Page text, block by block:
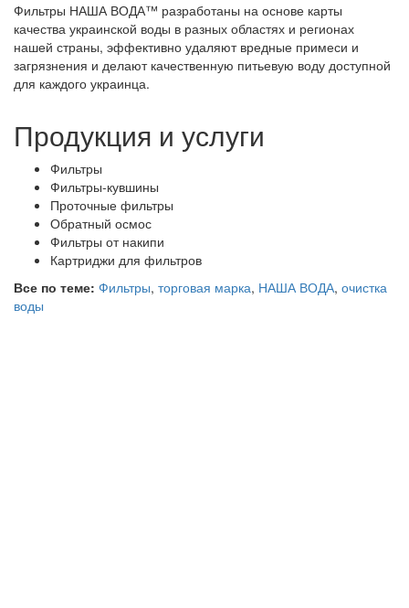
Фильтры НАША ВОДА™ разработаны на основе карты
качества украинской воды в разных областях и регионах
нашей страны, эффективно удаляют вредные примеси и
загрязнения и делают качественную питьевую воду доступной
для каждого украинца.
Продукция и услуги
Фильтры
Фильтры-кувшины
Проточные фильтры
Обратный осмос
Фильтры от накипи
Картриджи для фильтров
Все по теме: Фильтры, торговая марка, НАША ВОДА, очистка
воды